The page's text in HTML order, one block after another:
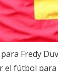
Fredy
fútbol